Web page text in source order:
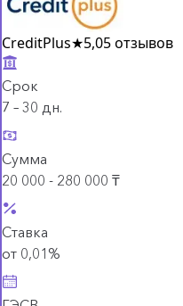
CreditPlus★5,05 отзывов
Срок
7 – 30 дн.
Сумма
20 000 - 280 000 ₸
Ставка
от 0,01%